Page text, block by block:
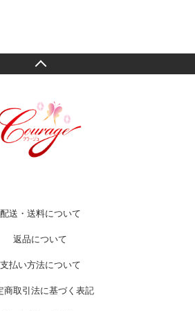
配送・送料について
返品について
支払い方法について
商取引法に基づく表記